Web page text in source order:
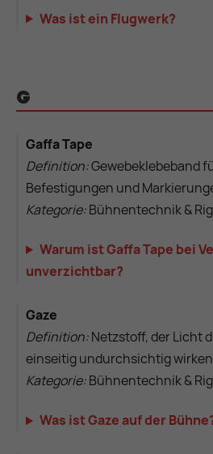
Was ist ein Flugwerk?
G
Gaffa Tape
Definition:Gewebeklebeband
Befestigungen und
Kategorie:Bühnentechnik &
Warum ist Gaffa Tape bei
unverzichtbar?
Gaze
Definition:Netzstoff, der Licht
einseitig undurchsichtig
Kategorie:Bühnentechnik &
Was ist Gaze auf der